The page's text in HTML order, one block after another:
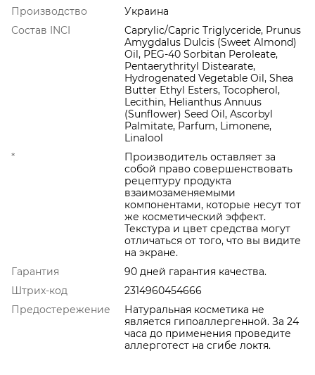
Производство
Украина
Состав INCI
Caprylic/Capric Triglyceride, Prunus
Amygdalus Dulcis (Sweet Almond)
Oil, PEG-40 Sorbitan Peroleate,
Pentaerythrityl Distearate,
Hydrogenated Vegetable Oil, Shea
Butter Ethyl Esters, Tocopherol,
Lecithin, Helianthus Annuus
(Sunflower) Seed Oil, Ascorbyl
Palmitate, Parfum, Limonene,
Linalool
*
Производитель оставляет за
собой право совершенствовать
рецептуру продукта
взаимозаменяемыми
компонентами, которые несут тот
же косметический эффект.
Текстура и цвет средства могут
отличаться от того, что вы видите
на экране.
Гарантия
90 дней гарантия качества.
Штрих-код
2314960454666
Предостережение
Натуральная косметика не
является гипоаллергенной. За 24
часа до применения проведите
аллерготест на сгибе локтя.